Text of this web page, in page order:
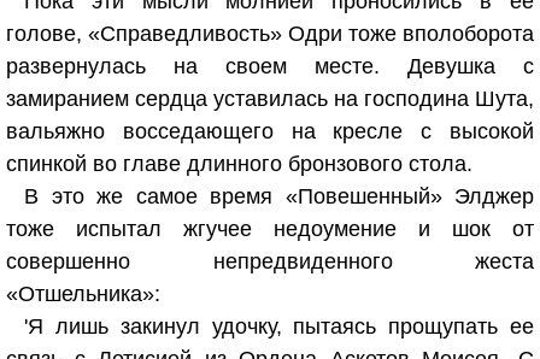
голове, «Справедливость» Одри тоже вполоборота
развернулась на своем месте. Девушка с
замиранием сердца уставилась на господина Шута,
вальяжно восседающего на кресле с высокой
спинкой во главе длинного бронзового стола.
В это же самое время «Повешенный» Элджер
тоже испытал жгучее недоумение и шок от
совершенно непредвиденного жеста
«Отшельника»:
'Я лишь закинул удочку, пытаясь прощупать ее